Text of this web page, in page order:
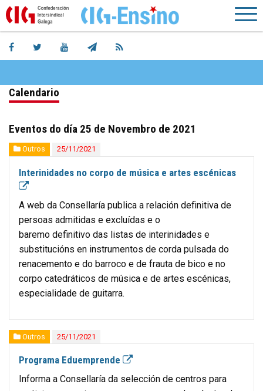
Calendario
Eventos do día 25 de Novembro de 2021
Outros 25/11/2021
Interinidades no corpo de música e artes escénicas
A web da Consellaría publica a relación definitiva de
persoas admitidas e excluídas e o
baremo definitivo das listas de interinidades e
substitucións en instrumentos de corda pulsada do
renacemento e do barroco e de frauta de bico e no
corpo catedráticos de música e de artes escénicas,
especialidade de guitarra.
Outros 25/11/2021
Programa Eduemprende
Informa a Consellaría da selección de centros para